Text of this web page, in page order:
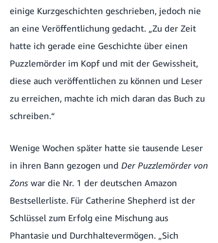
einige Kurzgeschichten geschrieben, jedoch nie
an eine Veröffentlichung gedacht. „Zu der Zeit
hatte ich gerade eine Geschichte über einen
Puzzlemörder im Kopf und mit der Gewissheit,
diese auch veröffentlichen zu können und Leser
zu erreichen, machte ich mich daran das Buch zu
schreiben.“
Wenige Wochen später hatte sie tausende Leser
in ihren Bann gezogen und Der Puzzlemörder von
Zons war die Nr. 1 der deutschen Amazon
Bestsellerliste. Für Catherine Shepherd ist der
Schlüssel zum Erfolg eine Mischung aus
Phantasie und Durchhaltevermögen. „Sich